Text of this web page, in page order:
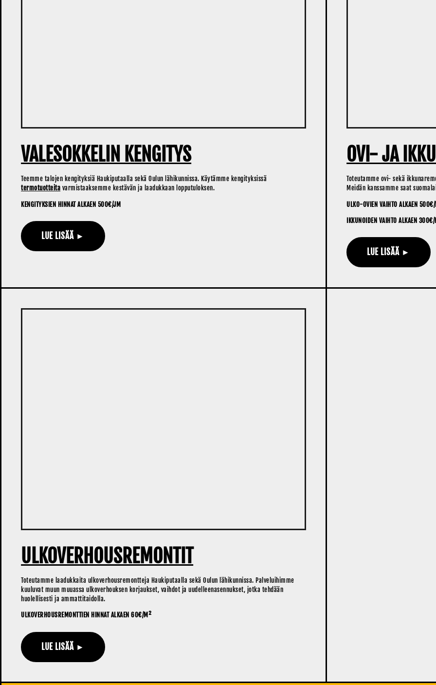
VALESOKKELIN KENGITYS
Teemme talojen kengityksiä Haukiputaalla sekä Oulun lähikunnissa. Käytämme kengityksissä
termotuotteita varmistaaksemme kestävän ja laadukkaan lopputuloksen.
KENGITYKSIEN HINNAT ALKAEN 500€/JM
LUE LISÄÄ ►
OVI- JA
Toteutamme ovi- sekä
Meidän kanssamme saat
ULKO-OVIEN VAIHTO ALKAEN 500€/
IKKUNOIDEN VAIHTO ALKAEN
LUE LISÄÄ ►
ULKOVERHOUSREMONTIT
Toteutamme laadukkaita ulkoverhousremontteja Haukiputaalla sekä Oulun lähikunnissa. Palveluihimme
kuuluvat muun muuassa ulkoverhouksen korjaukset, vaihdot ja uudelleenasennukset, jotka tehdään
huolellisesti ja ammattitaidolla.
ULKOVERHOUSREMONTTIEN HINNAT ALKAEN 60€/M²
LUE LISÄÄ ►